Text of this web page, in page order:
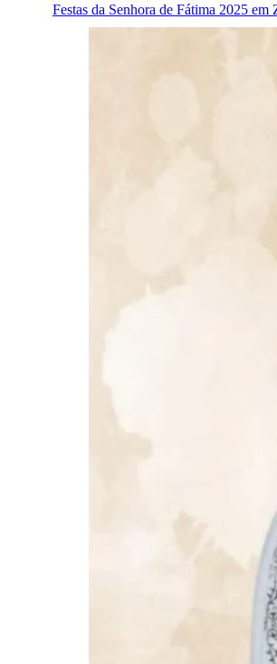
Festas da Senhora de Fátima 2025 em